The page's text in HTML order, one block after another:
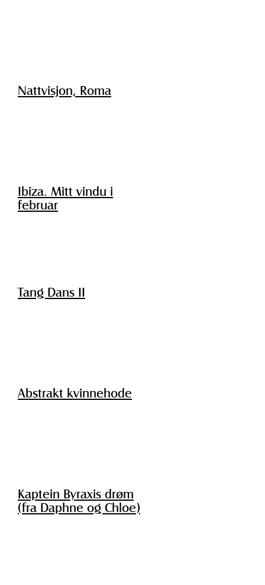
Nattvisjon, Roma
Ibiza. Mitt vindu i
februar
Tang Dans II
Abstrakt kvinnehode
Kaptein Byraxis drøm
(fra Daphne og Chloe)